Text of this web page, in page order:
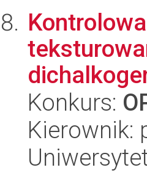
Konkurs:
Kierownik: